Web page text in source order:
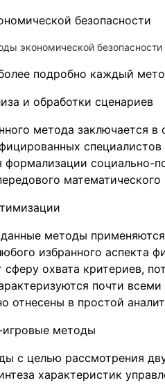
экономической безопасности
подробно каждый
и обработки сценариев
метода заключается в
формализации социально-
методы
избранного аспекта
сферу охвата критериев,
почти
отнесены в простой
игровые методы
с целью рассмотрения
характеристик